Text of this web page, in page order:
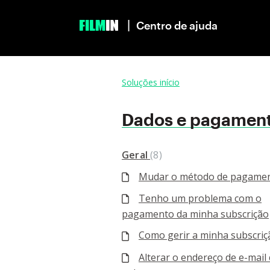
| Centro de ajuda
Soluções início
Dados e
Geral 8
Mudar o método de
Tenho um problema com o
pagamento da minha subscrição
Como gerir a minha
Alterar o endereço de e-mail